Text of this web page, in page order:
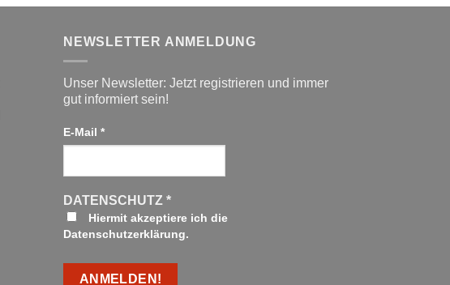
NEWSLETTER ANMELDUNG
Unser Newsletter: Jetzt registrieren und immer
gut informiert sein!
E-Mail *
DATENSCHUTZ *
Hiermit akzeptiere ich die
Datenschutzerklärung.